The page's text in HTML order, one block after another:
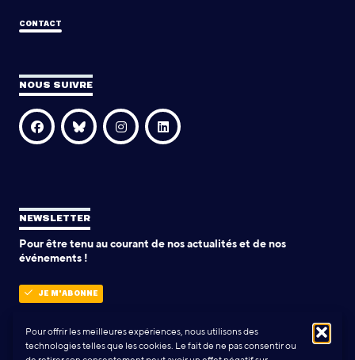
Pour offrir les meilleures expériences, nous utilisons des
technologies telles que les cookies. Le fait de ne pas consentir ou
CONTACT
NOUS SUIVRE
NEWSLETTER
Pour être tenu au courant de nos actualités et de nos
événements !
JE M'ABONNE
POLITIQUE DE CONFIDENTIALITÉ